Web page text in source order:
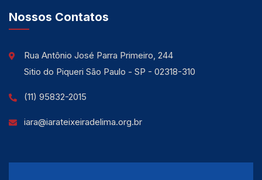
Nossos Contatos
Rua Antônio José Parra Primeiro, 244
Sitio do Piqueri São Paulo - SP - 02318-310
(11) 95832-2015
iara@iarateixeiradelima.org.br